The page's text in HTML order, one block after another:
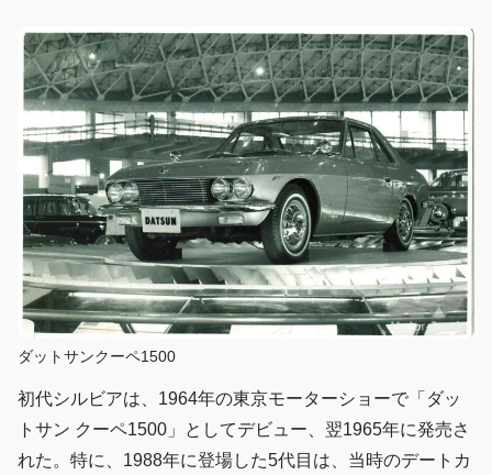
ダットサンクーペ1500
初代シルビアは、1964年の東京モーターショーで「ダッ
トサン クーペ1500」としてデビュー、翌1965年に発売さ
れた。特に、1988年に登場した5代目は、当時のデートカ